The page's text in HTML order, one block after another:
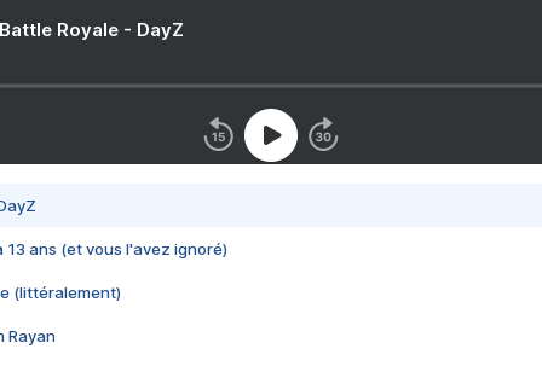
Royale - DayZ
13 ans (et vous l'avez ignoré)
(littéralement)
Rayan